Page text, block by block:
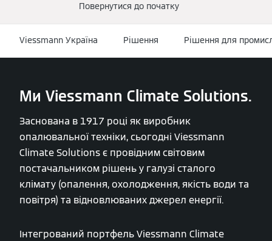
Повернутися до початку
Viessmann Україна Рішення Рішення для
Ми Viessmann Climate Solutions.
Заснована в 1917 році як виробник
опалювальної техніки, сьогодні Viessmann
Climate Solutions є провідним світовим
постачальником рішень у галузі сталого
клімату (опалення, охолодження, якість води та
повітря) та відновлюваних джерел енергії.
Інтегрований портфель Viessmann Climate